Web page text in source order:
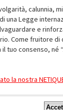
calunnia,
una Legge
e
Come fruitore
tuo consenso,
la nostra